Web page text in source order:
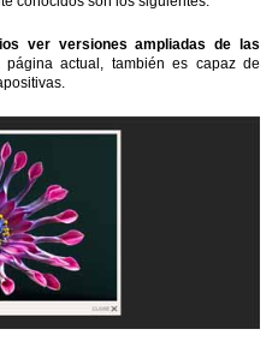
ver versiones ampliadas de las
actual, también es capaz de